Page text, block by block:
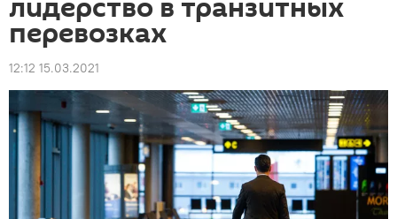
лидерство в транзитных
перевозках
12:12 15.03.2021